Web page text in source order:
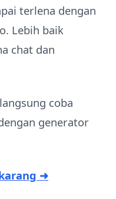
terlena dengan
Lebih baik
chat dan
coba
generator
➜